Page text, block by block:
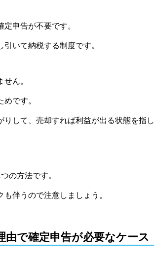
申告が不要です。
いて納税する制度です。
ん。
です。
して、売却すれば利益が出る状態を指し
の方法です。
伴うので注意しましょう。
由で確定申告が必要なケース